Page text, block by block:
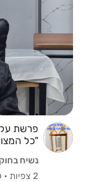
פרשת
"כל
נשיח
2 צפיות
·